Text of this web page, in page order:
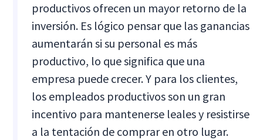
productivos ofrecen un mayor retorno de la
inversión. Es lógico pensar que las ganancias
aumentarán si su personal es más
productivo, lo que significa que una
empresa puede crecer. Y para los clientes,
los empleados productivos son un gran
incentivo para mantenerse leales y resistirse
a la tentación de comprar en otro lugar.